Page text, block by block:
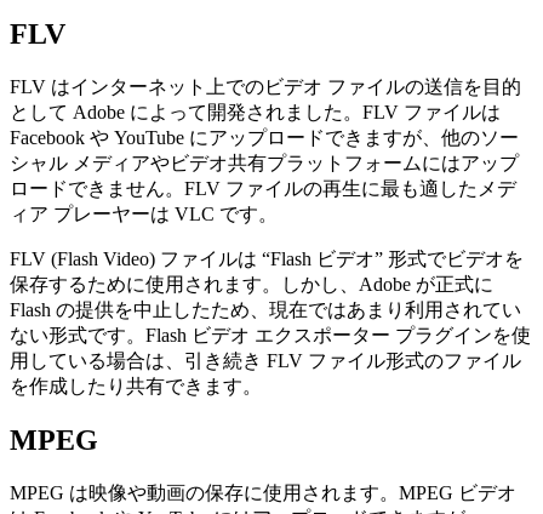
FLV
FLV はインターネット上でのビデオ ファイルの送信を目的
として Adobe によって開発されました。FLV ファイルは
Facebook や YouTube にアップロードできますが、他のソー
シャル メディアやビデオ共有プラットフォームにはアップ
ロードできません。FLV ファイルの再生に最も適したメデ
ィア プレーヤーは VLC です。
FLV (Flash Video) ファイルは “Flash ビデオ” 形式でビデオを
保存するために使用されます。しかし、Adobe が正式に
Flash の提供を中止したため、現在ではあまり利用されてい
ない形式です。Flash ビデオ エクスポーター プラグインを使
用している場合は、引き続き FLV ファイル形式のファイル
を作成したり共有できます。
MPEG
MPEG は映像や動画の保存に使用されます。MPEG ビデオ